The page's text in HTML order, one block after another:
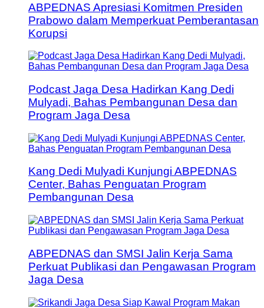
ABPEDNAS Apresiasi Komitmen Presiden
Prabowo dalam Memperkuat Pemberantasan
Korupsi
Podcast Jaga Desa Hadirkan Kang Dedi
Mulyadi, Bahas Pembangunan Desa dan
Program Jaga Desa
Kang Dedi Mulyadi Kunjungi ABPEDNAS
Center, Bahas Penguatan Program
Pembangunan Desa
ABPEDNAS dan SMSI Jalin Kerja Sama
Perkuat Publikasi dan Pengawasan Program
Jaga Desa